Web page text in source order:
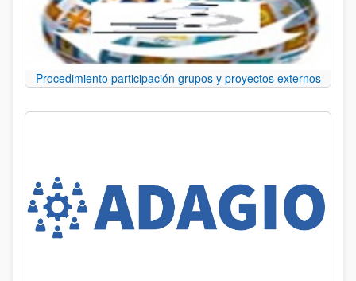
Procedimiento participación grupos y proyectos externos